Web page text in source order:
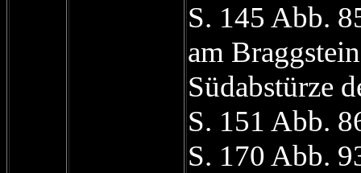
S. 145 Abb.
am
Südabstürze
S. 151 Abb.
S. 170 Abb.